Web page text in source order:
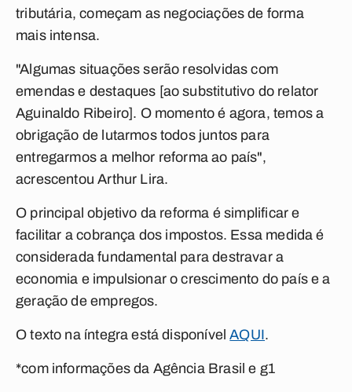
tributária, começam as negociações de forma
mais intensa.
"Algumas situações serão resolvidas com
emendas e destaques [ao substitutivo do relator
Aguinaldo Ribeiro]. O momento é agora, temos a
obrigação de lutarmos todos juntos para
entregarmos a melhor reforma ao país",
acrescentou Arthur Lira.
O principal objetivo da reforma é simplificar e
facilitar a cobrança dos impostos. Essa medida é
considerada fundamental para destravar a
economia e impulsionar o crescimento do país e a
geração de empregos.
O texto na íntegra está disponívelAQUI.
*com informações da Agência Brasil e g1